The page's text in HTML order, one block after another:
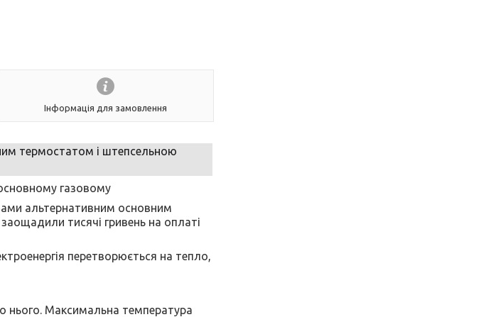
Інформація для замовлення
термостатом і штепсельною
газовому
альтернативним основним
тисячі гривень на оплаті
перетворюється на тепло,
Максимальна температура